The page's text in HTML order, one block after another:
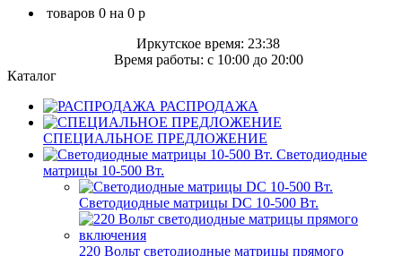
товаров 0 на 0 p
Иркутское время: 23:38
Время работы: c 10:00 до 20:00
Каталог
РАСПРОДАЖА
СПЕЦИАЛЬНОЕ ПРЕДЛОЖЕНИЕ
Светодиодные
матрицы 10-500 Вт.
Светодиодные матрицы DC 10-500 Вт.
220 Вольт cветодиодные матрицы прямого